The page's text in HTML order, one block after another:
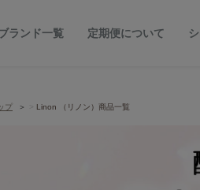
ランド一覧 定期便について
プ Linon （リノン）商品一覧